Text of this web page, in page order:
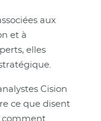
aux
et à
elles
Cision
ce que disent
comment